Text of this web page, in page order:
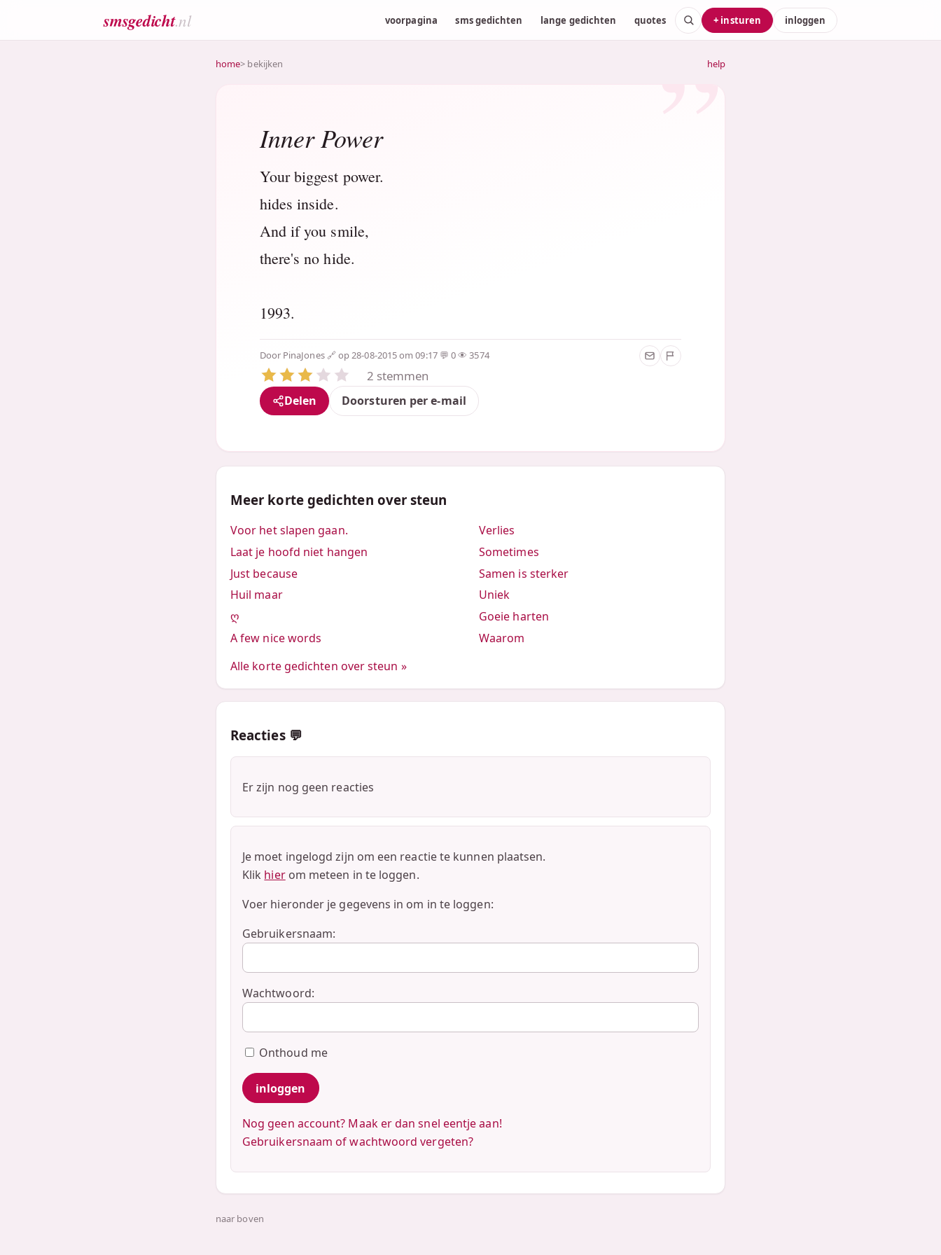
smsgedicht.nl voorpagina sms gedichten lange gedichten quotes + insturen inloggen
home> bekijken help
Inner Power
Your biggest power.
hides inside.
And if you smile,
there's no hide.
1993.
Door PinaJones op 28-08-2015 om 09:17 0 3574
2 stemmen
Delen Doorsturen per e-mail
Meer korte gedichten over steun
Voor het slapen gaan.
Laat je hoofd niet hangen
Just because
Huil maar
ღ
A few nice words
Verlies
Sometimes
Samen is sterker
Uniek
Goeie harten
Waarom
Alle korte gedichten over steun »
Reacties 💬
Er zijn nog geen reacties
Je moet ingelogd zijn om een reactie te kunnen plaatsen.
Klik hierom meteen in te loggen.
Voer hieronder je gegevens in om in te loggen:
Gebruikersnaam:
Wachtwoord:
Onthoud me
Nog geen account? Maak er dan snel eentje aan!
Gebruikersnaam of wachtwoord vergeten?
naar boven